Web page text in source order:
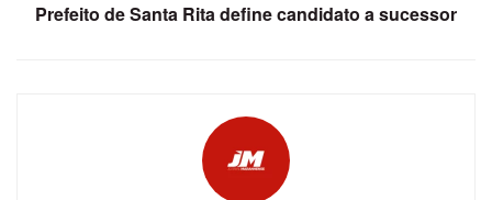
Prefeito de Santa Rita define candidato a sucessor